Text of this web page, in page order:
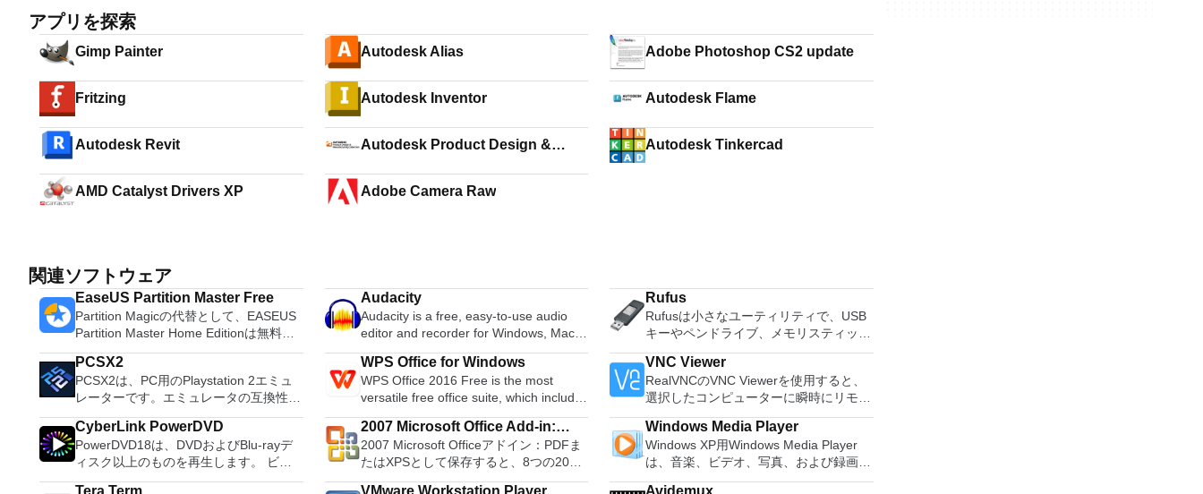
アプリを探索
Gimp Painter Autodesk Alias Adobe Photoshop CS2 update
Fritzing Autodesk Inventor Autodesk Flame
Autodesk Revit
Autodesk Product Design &
Autodesk Tinkercad
AMD Catalyst Drivers XP Adobe Camera Raw
関連ソフトウェア
EaseUS Partition Master Free
Partition Magicの代替として、EASEUS
Partition Master Home Editionは無料の
オールインワンパーティションソリュー
ションおよびディスク管理ユーティリテ
ィです。パーティションの拡張（特にシ
ステムドライブ用）、ディスク領域の管
理、MBRおよびGUIDパーティションテ
ーブル（GPT）ディスクのディスク領域
不足の問題の解決を可能にします。 パ
ーティションのサイズ変更/移動システ
ムドライブを拡張するディスクとパーテ
Audacity
Audacity is a free, easy-to-use audio
editor and recorder for Windows, Mac
OS X, GNU/Linux and other operating
systems. You can use Audacity to:
Record live audio. Convert tapes and
records into digital recordings or CDs.
Edit Ogg Vorbis, MP3, WAV or AIFF
sound files. Cut, copy, splice or mix
sounds together. Change the speed or
pitch of a recording. Add new effects
with LADSPA plug-ins. And more!
Rufus
Rufusは小さなユーティリティで、USB
キーやペンドライブ、メモリスティック
などの起動可能なUSBフラッシュドライ
ブをフォーマットおよび作成できます。
Rufusは、次のシナリオで役立ちます。
Windows、Linux、およびUEFI用の起動
可能なISOからUSBインストールメディ
アを作成する必要がある場合。 OSがイ
ンストールされていないシステムで作業
する必要がある場合。 BIOSまたはその
他のファームウェアをDOSからフラッシ
PCSX2
PCSX2は、PC用のPlaystation 2エミュ
レーターです。エミュレータの互換性率
は、プレイ可能なすべてのPS2ゲームの
80％以上を誇っています。かなり強力な
コンピューターを所有している場合、
PCSX2は優れたエミュレーターです。
また、このアプリケーションはローエン
WPS Office for Windows
WPS Office 2016 Free is the most
versatile free office suite, which includes
free word processor, spreadsheet
program and presentation maker. With
these three programs you will easily be
able to deal with any office related
tasks. WPS Office 2016 Free has
VNC Viewer
RealVNCのVNC Viewerを使用すると、
選択したコンピューターに瞬時にリモー
トアクセスできます。 Mac、Windows
PC、またはLinuxマシン、世界中のどこ
からでも。 VNC Viewerを使用すると、
コンピューターのデスクトップを表示し
たり、コンピューターの前に直接座って
CyberLink PowerDVD
PowerDVD18は、DVDおよびBlu-rayデ
ィスク以上のものを再生します。 ビデ
オ、オーディオ、写真、VR 360°コンテ
2007 Microsoft Office Add-in:
Microsoft Save as PDF or XPS
2007 Microsoft Officeアドイン：PDFま
たはXPSとして保存すると、8つの2007
Microsoft OfficeプログラムでPDFおよび
Windows Media Player
Windows XP用Windows Media Player
は、音楽、ビデオ、写真、および録画し
たテレビ番組などすべてを保存して楽し
Tera Term VMware Workstation Player Avidemux